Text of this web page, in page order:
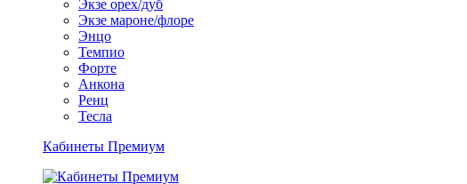
Экзе орех/дуб
Экзе мароне/флоре
Энцо
Темпио
Форте
Анкона
Ренц
Тесла
Кабинеты Премиум